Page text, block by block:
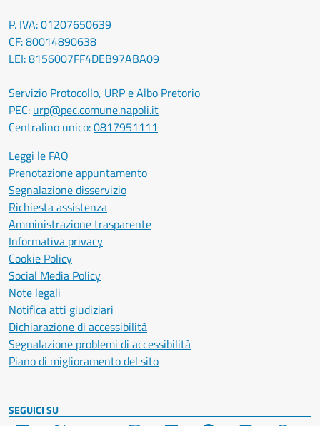
P. IVA: 01207650639
CF: 80014890638
LEI: 8156007FF4DEB97ABA09
Servizio Protocollo, URP e Albo Pretorio
PEC: urp@pec.comune.napoli.it
Centralino unico:0817951111
Leggi le FAQ
Prenotazione appuntamento
Segnalazione disservizio
Richiesta assistenza
Amministrazione trasparente
Informativa privacy
Cookie Policy
Social Media Policy
Note legali
Notifica atti giudiziari
Dichiarazione di accessibilità
Segnalazione problemi di accessibilità
Piano di miglioramento del sito
SEGUICI SU